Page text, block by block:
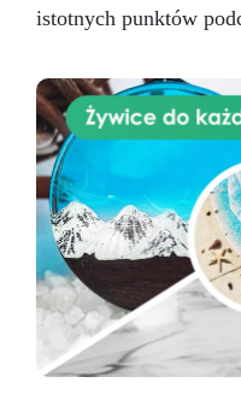
istotnych punktów